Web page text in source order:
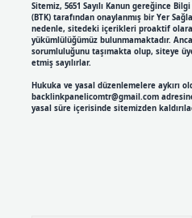
Sitemiz, 5651 Sayılı Kanun gereğince
(BTK) tarafından onaylanmış bir Yer
nedenle, sitedeki içerikleri proaktif
yükümlülüğümüz bulunmamaktadır.
sorumluluğunu taşımakta olup, siteye
etmiş sayılırlar.
Hukuka ve yasal düzenlemelere aykırı
backlinkpanelicomtr@gmail.com
yasal süre içerisinde sitemizden